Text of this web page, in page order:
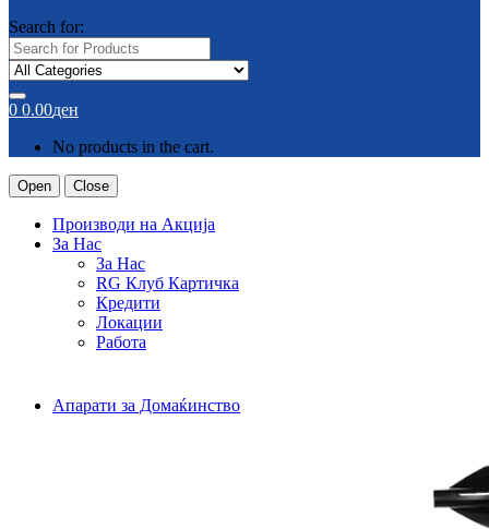
Search for:
0 0.00ден
No products in the cart.
Open Close
Производи на Акција
За Нас
За Нас
RG Клуб Картичка
Кредити
Локации
Работа
Апарати за Домаќинство